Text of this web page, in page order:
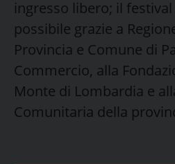
ingresso libero; il
possibile grazie a
Provincia e Comune di
Commercio, alla
Monte di Lombardia e
Comunitaria della